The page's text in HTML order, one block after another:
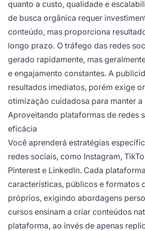
quanto a custo, qualidade e
de busca orgânica requer
conteúdo, mas proporciona
longo prazo. O tráfego das redes
gerado rapidamente, mas
e engajamento constantes. A
resultados imediatos, porém exige
otimização cuidadosa para manter
Aproveitando plataformas de redes
eficácia
Você aprenderá estratégias
redes sociais, como Instagram,
Pinterest e LinkedIn. Cada
características, públicos e formatos
próprios, exigindo abordagens
cursos ensinam a criar conteúdos
plataforma, ao invés de apenas